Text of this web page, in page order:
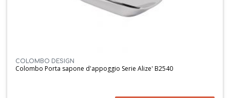
COLOMBO DESIGN
Colombo Porta sapone d'appoggio Serie Alize' B2540